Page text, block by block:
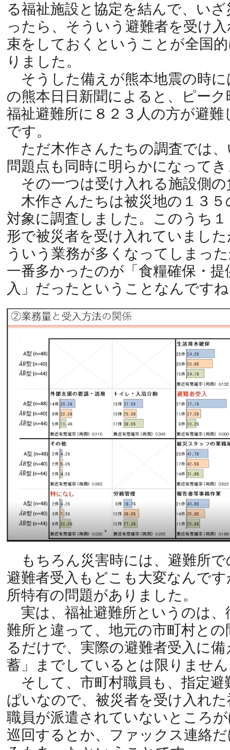
る福祉施設と協定を結んで、い
ったら、そういう避難者を受け
束をしておくということが全国
りました。
そうした備えが熊本地震の時に
の熊本日日新聞によると、ピー
福祉避難所に８２３人の方が避
です。
ただ木作さんたちの調査では
問題点も同時に明らかになって
その一つは受け入れる施設側の
木作さんたちは被災地の１３５
対象に調査しました。このうち
形で被災者を受け入れていまし
ういう業務が多くなってしまっ
一番多かったのが「食糧確保・
入」だったということなんです
もちろん災害時には、避難所で
避難者受入もどこも大変なんで
所特有の問題がありました。
実は、福祉避難所というのは、
難所と違って、地元の市町村と
るだけで、実際の避難者受入に
蓄」までしているとは限りませ
そして、市町村職員も、指定避
ぱいなので、被災者を受け入れ
職員が派遣されていないところ
巡回するとか、ファックス連絡